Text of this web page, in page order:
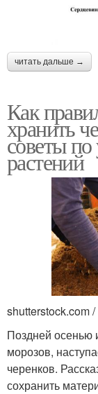
читать дальше →
Как
хранить
советы
растений
shutterstock.com
Поздней осенью
морозов,
черенков.
сохранить